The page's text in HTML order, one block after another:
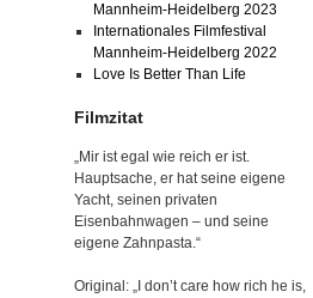
Mannheim-Heidelberg 2023
Internationales Filmfestival
Mannheim-Heidelberg 2022
Love Is Better Than Life
Filmzitat
„Mir ist egal wie reich er ist.
Hauptsache, er hat seine eigene
Yacht, seinen privaten
Eisenbahnwagen – und seine
eigene Zahnpasta.“
Original: „I don’t care how rich he is,